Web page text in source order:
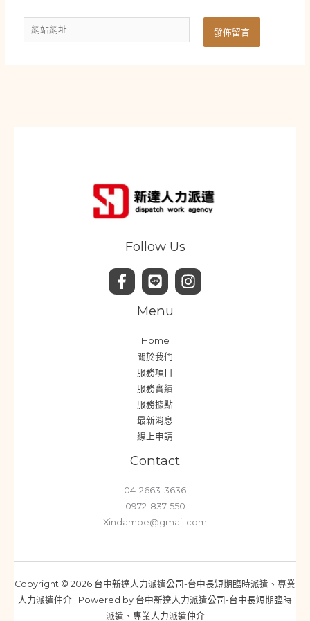
件
地
網
站
Follow Us
Menu
Home
關於我們
服務項目
服務實績
服務據點
最新消息
線上申請
Contact
04-2663-3636
0972-837-550
Xindampe@gmail.com
Copyright © 2026 台中新達人力派遣公司-台中長短期臨時派遣、專業
人力派遣仲介 | Powered by 台中新達人力派遣公司-台中長短期臨時
派遣、專業人力派遣仲介